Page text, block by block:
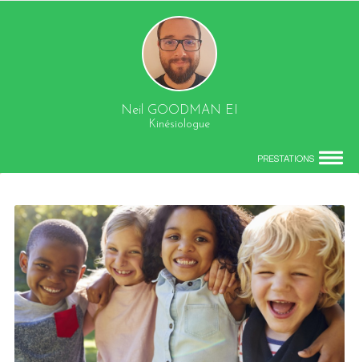
Neil GOODMAN EI
Kinésiologue
PRESTATIONS